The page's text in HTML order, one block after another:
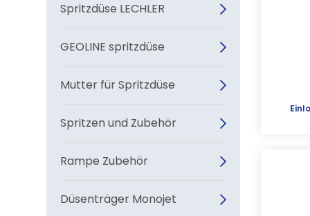
Spritzdüse LECHLER
GEOLINE spritzdüse
Mutter für Spritzdüse
Spritzen und Zubehör
Rampe Zubehör
Düsenträger Monojet